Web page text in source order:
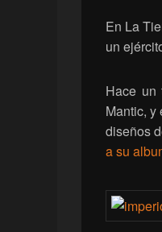
En La
un
Hace un
Mantic, y
diseños
a su